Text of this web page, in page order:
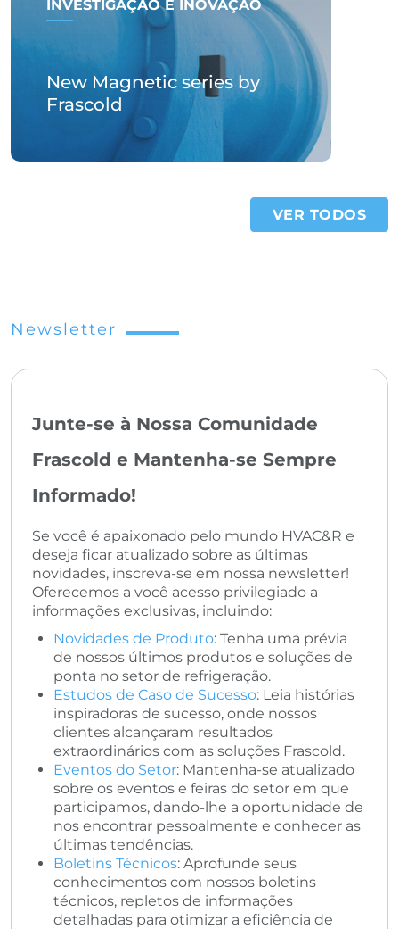
INVESTIGAÇÃO E INOVAÇÃO
New Magnetic series by
Frascold
VER TODOS
Newsletter
Junte-se à Nossa Comunidade
Frascold e Mantenha-se Sempre
Informado!
Se você é apaixonado pelo mundo HVAC&R e
deseja ficar atualizado sobre as últimas
novidades, inscreva-se em nossa newsletter!
Oferecemos a você acesso privilegiado a
informações exclusivas, incluindo:
Novidades de Produto: Tenha uma prévia
de nossos últimos produtos e soluções de
ponta no setor de refrigeração.
Estudos de Caso de Sucesso: Leia histórias
inspiradoras de sucesso, onde nossos
clientes alcançaram resultados
extraordinários com as soluções Frascold.
Eventos do Setor: Mantenha-se atualizado
sobre os eventos e feiras do setor em que
participamos, dando-lhe a oportunidade de
nos encontrar pessoalmente e conhecer as
últimas tendências.
Boletins Técnicos: Aprofunde seus
conhecimentos com nossos boletins
técnicos, repletos de informações
detalhadas para otimizar a eficiência de